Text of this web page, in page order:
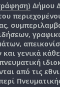
Δήμου
γενικά
από τις